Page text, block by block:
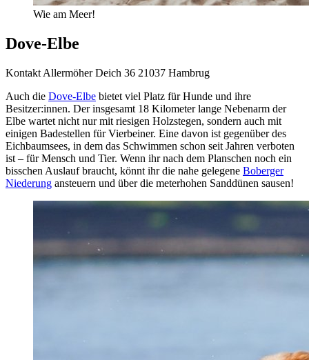
Wie am Meer!
Dove-Elbe
Kontakt Allermöher Deich 36 21037 Hambrug
Auch die Dove-Elbe bietet viel Platz für Hunde und ihre
Besitzer:innen. Der insgesamt 18 Kilometer lange Nebenarm der
Elbe wartet nicht nur mit riesigen Holzstegen, sondern auch mit
einigen Badestellen für Vierbeiner. Eine davon ist gegenüber des
Eichbaumsees, in dem das Schwimmen schon seit Jahren verboten
ist – für Mensch und Tier. Wenn ihr nach dem Planschen noch ein
bisschen Auslauf braucht, könnt ihr die nahe gelegene Boberger
Niederung ansteuern und über die meterhohen Sanddünen sausen!